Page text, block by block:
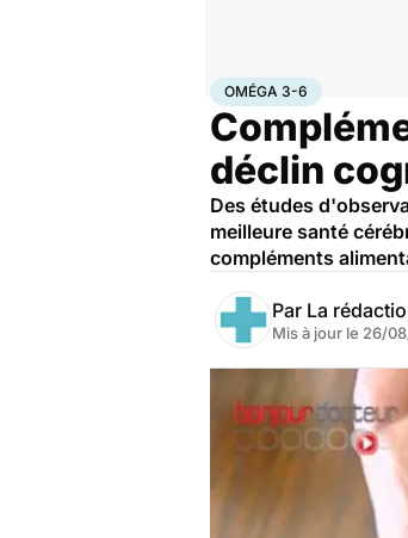
AccueilSantéOméga 3-6
OMÉGA 3-6
déclin
Des études
meilleure santé
compléments
Par La
Mis à jour le 26/